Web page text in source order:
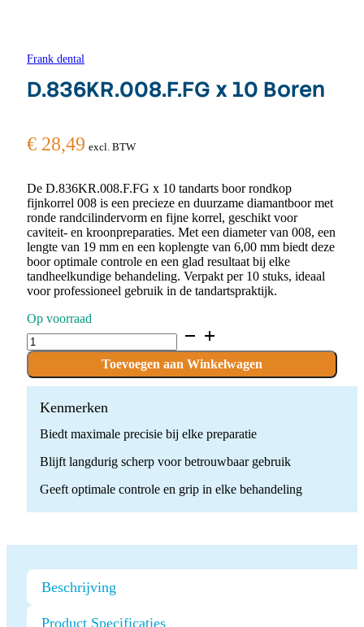
Frank dental
D.836KR.008.F.FG x 10 Boren
€ 28,49 excl. BTW
De D.836KR.008.F.FG x 10 tandarts boor rondkop
fijnkorrel 008 is een precieze en duurzame diamantboor met
ronde randcilindervorm en fijne korrel, geschikt voor
caviteit- en kroonpreparaties. Met een diameter van 008, een
lengte van 19 mm en een koplengte van 6,00 mm biedt deze
boor optimale controle en een glad resultaat bij elke
tandheelkundige behandeling. Verpakt per 10 stuks, ideaal
voor professioneel gebruik in de tandartspraktijk.
Op voorraad
D.836KR.008.F.FG
x
Boren
quantity
Toevoegen aan Winkelwagen
Kenmerken
Biedt maximale precisie bij elke preparatie
Blijft langdurig scherp voor betrouwbaar gebruik
Geeft optimale controle en grip in elke behandeling
Beschrijving
Product Specificaties